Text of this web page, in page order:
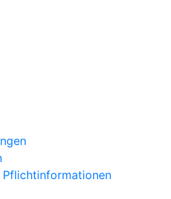
Pflichtinformationen